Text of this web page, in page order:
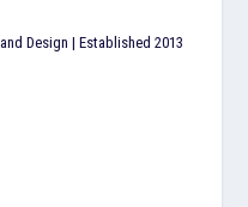
Design | Established 2013